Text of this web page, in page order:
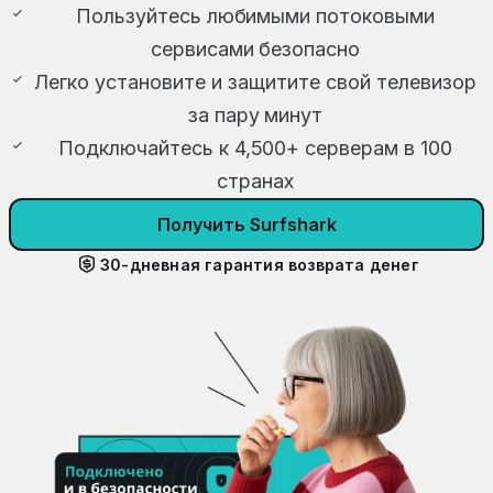
Пользуйтесь любимыми потоковыми
сервисами безопасно
Легко установите и защитите свой телевизор
за пару минут
Подключайтесь к 4,500+ серверам в 100
странах
Получить Surfshark
30-дневная гарантия возврата денег